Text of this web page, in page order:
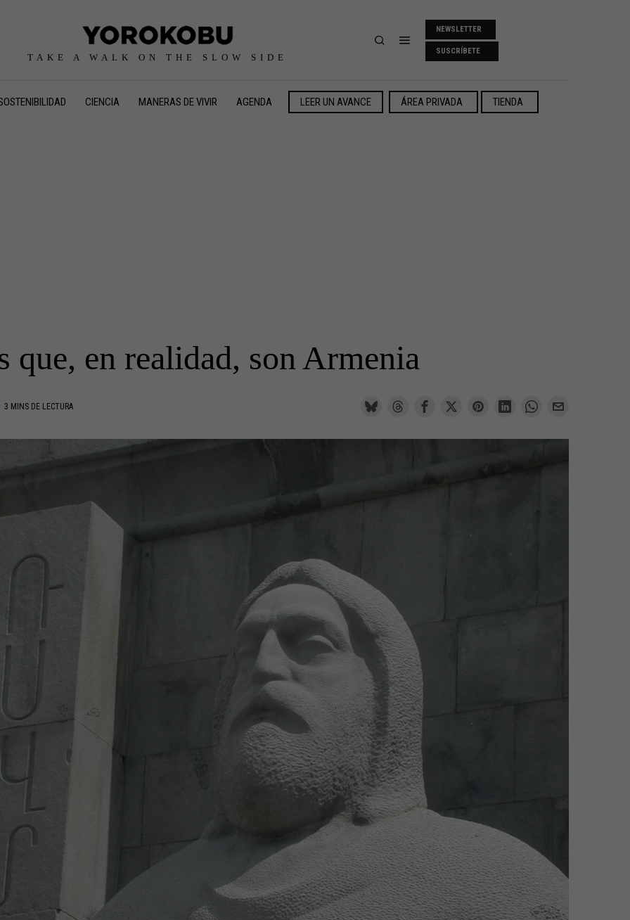
TAKE A WALK ON THE SLOW SIDE
NEWSLETTER
SUSCRÍBETE
CIENCIA MANERAS DE VIVIR AGENDA LEER UN AVANCE ÁREA PRIVADA TIENDA
que, en realidad, son Armenia
3 MINS DE LECTURA